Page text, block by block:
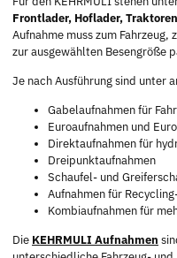
Frontlader, Hoflader,
Aufnahme muss zum Fahrzeug,
zur ausgewählten Besengröße
Je nach Ausführung sind unter
Gabelaufnahmen für
Euroaufnahmen und
Direktaufnahmen für
Dreipunktaufnahmen
Schaufel- und
Aufnahmen für
Kombiaufnahmen für
Die KEHRMULI Aufnahmen